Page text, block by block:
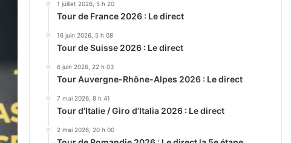
1 juillet 2026, 5 h 20
Tour de France 2026 : Le direct
16 juin 2026, 5 h 08
Tour de Suisse 2026 : Le direct
6 juin 2026, 22 h 03
Tour Auvergne-Rhône-Alpes 2026 : Le direct
7 mai 2026, 8 h 41
Tour d’Italie / Giro d’Italia 2026 : Le direct
2 mai 2026, 20 h 00